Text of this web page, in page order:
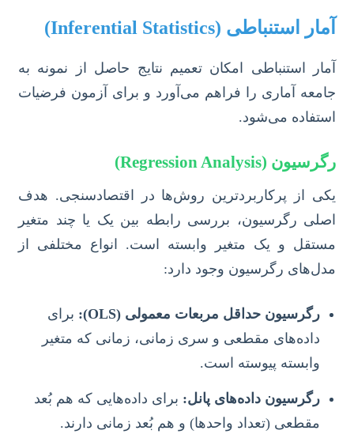
آمار استنباطی (Inferential Statistics)
آمار استنباطی امکان تعمیم نتایج حاصل از نمونه به
جامعه آماری را فراهم می‌آورد و برای آزمون فرضیات
استفاده می‌شود.
رگرسیون (Regression Analysis)
یکی از پرکاربردترین روش‌ها در اقتصادسنجی. هدف
اصلی رگرسیون، بررسی رابطه بین یک یا چند متغیر
مستقل و یک متغیر وابسته است. انواع مختلفی از
مدل‌های رگرسیون وجود دارد:
رگرسیون حداقل مربعات معمولی (OLS):
برای
داده‌های مقطعی و سری زمانی، زمانی که متغیر
وابسته پیوسته است.
رگرسیون داده‌های پانل: برای داده‌هایی که هم بُعد
مقطعی (تعداد واحدها) و هم بُعد زمانی دارند.